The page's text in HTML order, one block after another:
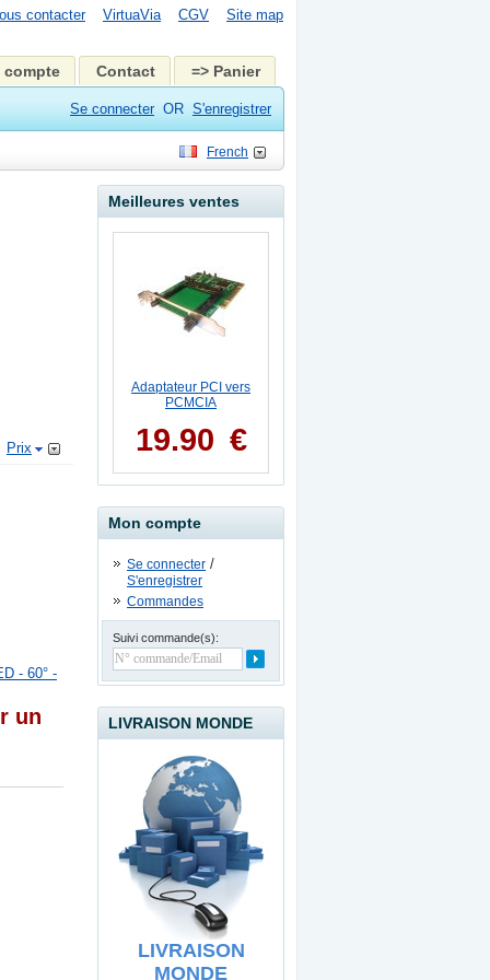
contacter VirtuaVia CGV Site map
compte Contact => Panier
Se connecter OR S'enregistrer
French
Prix
- 60° -
un
Meilleures ventes
Adaptateur PCI vers
PCMCIA
19.90 €
Adaptateur convertisseur
USB 2.0 à SATA / IDE
19.90€
USB Line Extender - 60
meters
39.90€
Mon compte
Se connecter /
S'enregistrer
Commandes
Suivi commande(s):
LIVRAISON MONDE
LIVRAISON
MONDE